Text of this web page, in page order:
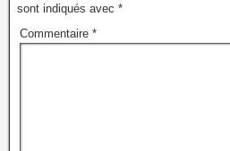
sont indiqués avec *
Commentaire *